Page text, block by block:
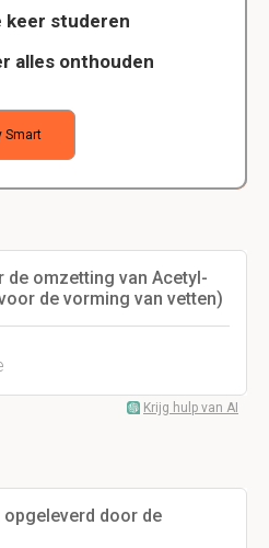
keer studeren
alles onthouden
Smart
de omzetting van Acetyl-
de vorming van vetten)
Krijg hulp van AI
door de